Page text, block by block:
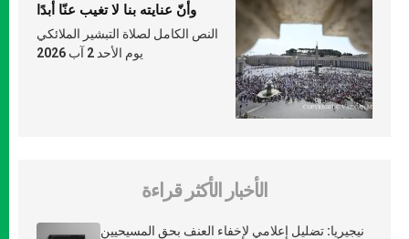
وأنّ عنايته بنا لا تغيب عنّا أبدًا
النص الكامل لصلاة التبشير الملائكي
يوم الأحد 2 آب 2026
الأخبار الأكثر قراءة
نيجيريا: تضليل إعلامي لإخفاء العنف بحق المسيحيين